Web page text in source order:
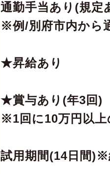
通勤手当あり(規定
※例/別府市内から
★昇給あり
★賞与あり(年3回)
※1回に10万円以
試用期間(14日間